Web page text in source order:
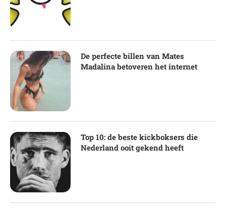
De perfecte billen van Mates
Madalina betoveren het internet
Top 10: de beste kickboksers die
Nederland ooit gekend heeft